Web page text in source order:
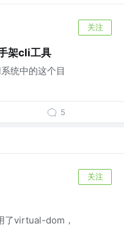
关注
架cli工具
统中的这个目
5
关注
了virtual-dom，